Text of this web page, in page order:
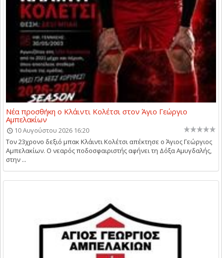
Νέα προσθήκη ο Κλάιντι Κολέτσι στον Άγιο Γεώργιο
Αμπελακίων
10 Αυγούστου 2026 16:20
Τον 23χρονο δεξιό μπακ Κλάιντι Κολέτσι απέκτησε ο Άγιος Γεώργιος
Αμπελακίων. Ο νεαρός ποδοσφαιριστής αφήνει τη Δόξα Αμυγδαλής,
στην ...